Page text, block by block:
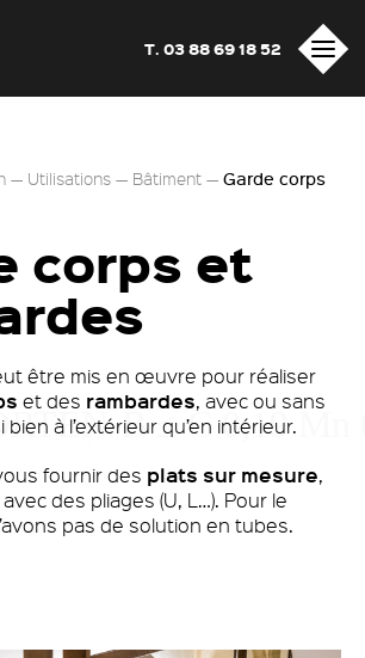
T. 03 88 69 18 52
— Utilisations — Bâtiment — Garde corps
corps et
être mis en œuvre pour réaliser
et des rambardes, avec ou sans
bien à l’extérieur qu’en intérieur.
fournir des plats sur mesure,
des pliages (U, L…). Pour le
pas de solution en tubes.